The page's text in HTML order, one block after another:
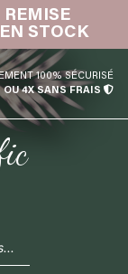
STOCK
100% SÉCURISÉ
OU 4X SANS FRAIS